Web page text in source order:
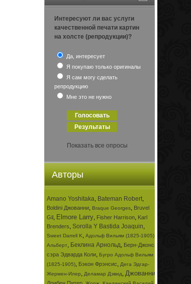
Интересуют ли вас услуги
качественной печати картин
на холсте (репродукции)?
Да, интересует
Я покупаю только оригиналы
Я сам могу сделать
репродукцию
Мне это не нужно
Показать все опросы
Авторы
Amano Yoshitaka, Bateman Robert,
Boldini Джованни, Braque Georges, Bruvel
Gil, Elmore Larry, Fisher Harrison, Karl
Brenders, Sorolla Y Bastida Joaquin,
Sweet Darrell K, Адольф Вильям (1825-1905)
Альберт, Беклина Арнольд, Берн-Джонса
сэра Эдварда Коли, Бугро Адольф Вильям
(1825-1905), Бэкон Фрэнсис, Дега Эдгар-
Жермен-Илер, Деламар Дэвид, Джованни